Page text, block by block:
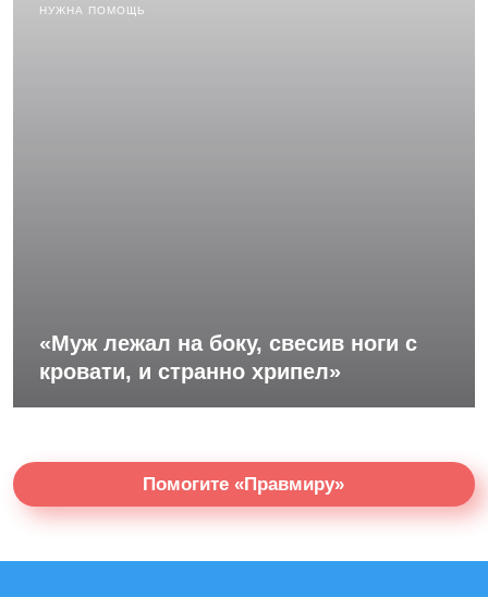
НУЖНА ПОМОЩЬ
«Муж лежал на боку, свесив ноги с
кровати, и странно хрипел»
Помогите «Правмиру»